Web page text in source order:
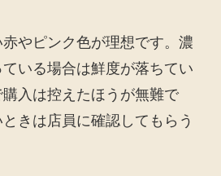
やピンク色が理想です。濃
いる場合は鮮度が落ちてい
入は控えたほうが無難で
きは店員に確認してもらう